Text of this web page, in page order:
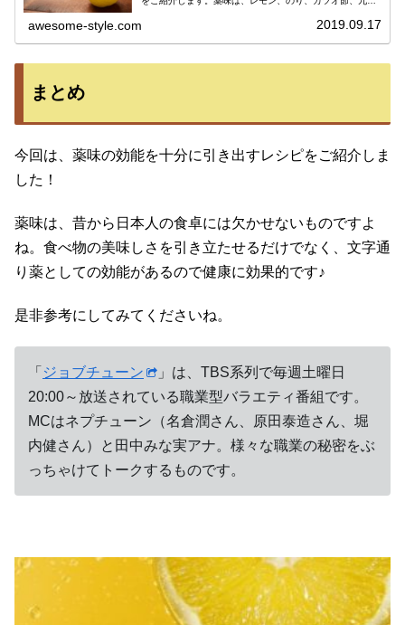
awesome-style.com 2019.09.17
まとめ
今回は、薬味の効能を十分に引き出すレシピをご紹介しま
した！
薬味は、昔から日本人の食卓には欠かせないものですよ
ね。食べ物の美味しさを引き立たせるだけでなく、文字通
り薬としての効能があるので健康に効果的です♪
是非参考にしてみてくださいね。
「 ジョブチューン
」は、TBS系列で毎週土曜日
20:00～放送されている職業型バラエティ番組です。
MCはネプチューン（名倉潤さん、原田泰造さん、堀
内健さん）と田中みな実アナ。様々な職業の秘密をぶ
っちゃけてトークするものです。